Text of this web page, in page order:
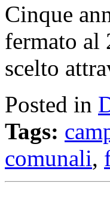
Cinque
fermato al
scelto
Posted in
Tags:
comunali,